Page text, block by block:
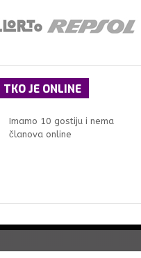
TKO JE ONLINE
Imamo 10 gostiju i nema
članova online